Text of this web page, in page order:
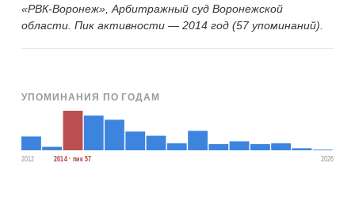
«РВК-Воронеж», Арбитражный суд Воронежской
области. Пик активности — 2014 год (57 упоминаний).
УПОМИНАНИЯ ПО ГОДАМ
2012 2014 · пик 57 2026